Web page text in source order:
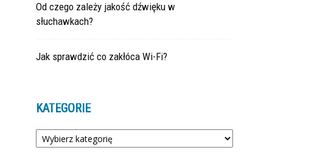
Od czego zależy jakość dźwięku w
słuchawkach?
Jak sprawdzić co zakłóca Wi-Fi?
KATEGORIE
Kategorie